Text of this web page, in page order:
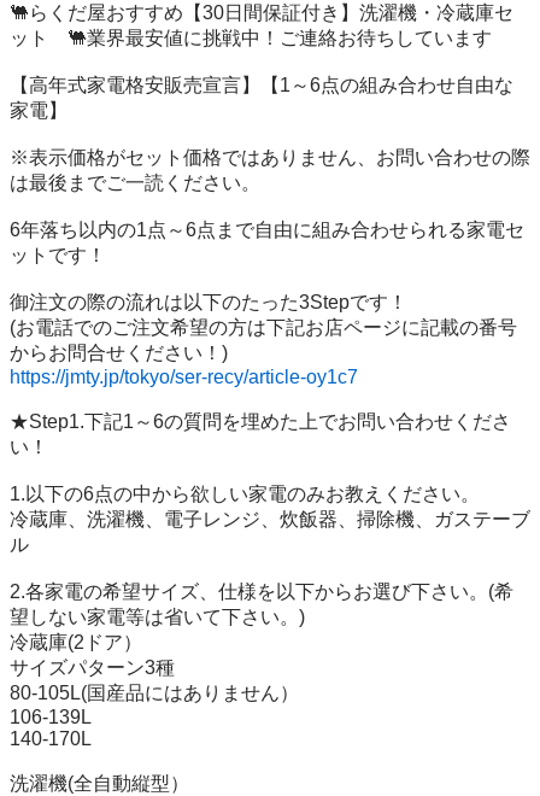
🐫らくだ屋おすすめ【30日間保証付き】洗濯機・冷蔵庫セ
ット	🐫業界最安値に挑戦中！ご連絡お待ちしています
【高年式家電格安販売宣言】【1～6点の組み合わせ自由な
家電】
※表示価格がセット価格ではありません、お問い合わせの際
は最後までご一読ください。
6年落ち以内の1点～6点まで自由に組み合わせられる家電セ
ットです！
御注文の際の流れは以下のたった3Stepです！
(お電話でのご注文希望の方は下記お店ページに記載の番号
https://jmty.jp/tokyo/ser-recy/article-oy1c7
★Step1.下記1～6の質問を埋めた上でお問い合わせくださ
い！
1.以下の6点の中から欲しい家電のみお教えください。
冷蔵庫、洗濯機、電子レンジ、炊飯器、掃除機、ガステーブ
ル
2.各家電の希望サイズ、仕様を以下からお選び下さい。(希
望しない家電等は省いて下さい。)
冷蔵庫(2ドア）
サイズパターン3種
80-105L(国産品にはありません）
106-139L
140-170L
洗濯機(全自動縦型）